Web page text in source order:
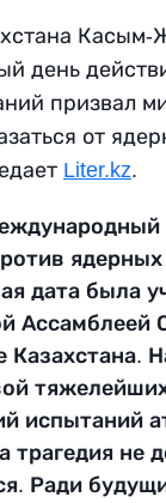
Касым-
день
призвал
от
Liter.kz.
дата была
Ассамблеей
Казахстана.
испытаний
трагедия не
Ради